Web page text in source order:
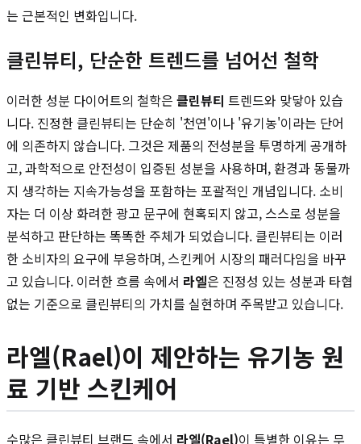
는 근본적인 변화입니다.
클린뷰티, 단순한 트렌드를 넘어선 철학
이러한 성분 다이어트의 철학은 클린뷰티 트렌드와 맞닿아 있습
니다. 진정한 클린뷰티는 단순히 '천연'이나 '유기농'이라는 단어
에 의존하지 않습니다. 그것은 제품의 전성분을 투명하게 공개하
고, 과학적으로 안전성이 입증된 성분을 사용하며, 환경과 동물까
지 생각하는 지속가능성을 포함하는 포괄적인 개념입니다. 소비
자는 더 이상 화려한 광고 문구에 현혹되지 않고, 스스로 성분을
분석하고 판단하는 똑똑한 주체가 되었습니다. 클린뷰티는 이러
한 소비자의 요구에 부응하며, 스킨케어 시장의 패러다임을 바꾸
고 있습니다. 이러한 흐름 속에서 라엘은 진정성 있는 성분과 타협
없는 기준으로 클린뷰티의 가치를 실현하며 주목받고 있습니다.
라엘(Rael)이 제안하는 유기농 원
료 기반 스킨케어
수많은 클린뷰티 브랜드 속에서 라엘(Rael)이 특별한 이유는 무